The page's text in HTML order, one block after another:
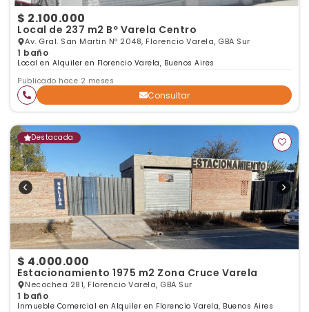
$ 2.100.000
Local de 237 m2 Bº Varela Centro
Av. Gral. San Martin Nº 2048, Florencio Varela, GBA Sur
1 baño
Local en Alquiler en Florencio Varela, Buenos Aires
Publicado hace 2 meses
Consultar
Destacada
$ 4.000.000
Estacionamiento 1975 m2 Zona Cruce Varela
Necochea 281, Florencio Varela, GBA Sur
1 baño
Inmueble Comercial en Alquiler en Florencio Varela, Buenos Aires